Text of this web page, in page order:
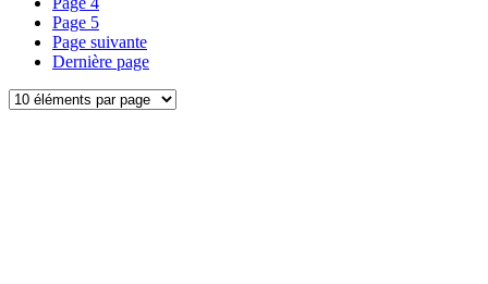
Page 5
Page suivante
Dernière page